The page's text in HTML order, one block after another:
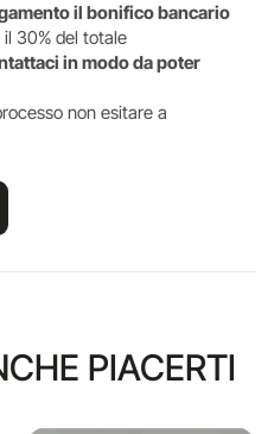
il bonifico bancario
30% del totale
in modo da poter
non esitare a
PIACERTI